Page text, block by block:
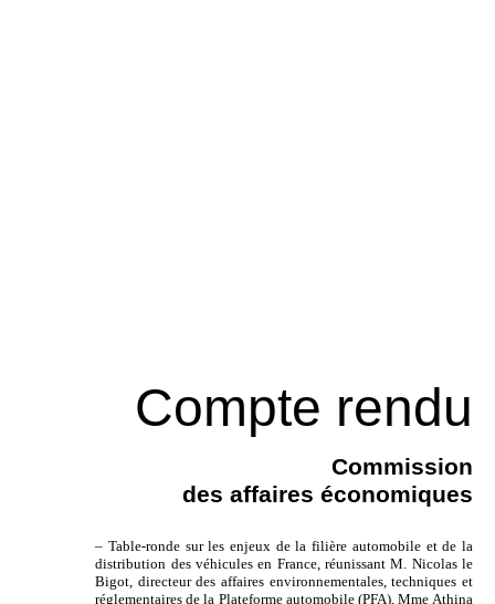
Compte rendu
Commission
des affaires économiques
– Table-ronde sur les enjeux de la filière automobile et de la
distribution des véhicules en France, réunissant M. Nicolas le
Bigot, directeur des affaires environnementales, techniques et
réglementaires de la Plateforme automobile (PFA), Mme Athina